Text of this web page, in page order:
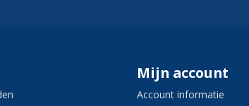
Mijn account
Account informatie